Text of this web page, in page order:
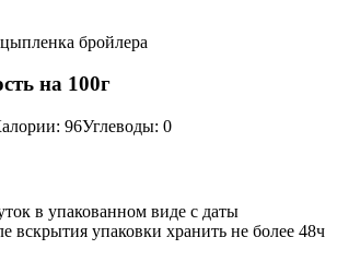
бройлера
на 100г
: 96Углеводы: 0
в упакованном виде с даты
вскрытия упаковки хранить не более 48ч